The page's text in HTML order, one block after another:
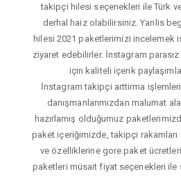
takipçi hilesi seçenekleri ile Türk
derhal haiz olabilirsiniz. Yanlis
hilesi 2021 paketlerimizi incelemek
ziyaret edebilirler. İnstagram
için kaliteli içerik
İnstagram takipçi arttirma işlemleri
danışmanlarımızdan malumat
hazırlamış olduğumuz
paket içeriğimizde, takipçi rakamları
ve özelliklerine gore paket
paketleri müsait fiyat seçenekleri ile